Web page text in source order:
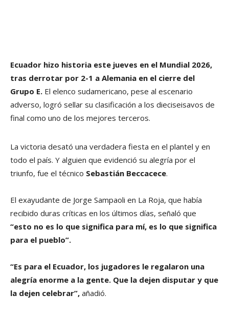
Ecuador hizo historia este jueves en el Mundial 2026,
tras derrotar por 2-1 a Alemania en el cierre del
Grupo E. El elenco sudamericano, pese al escenario
adverso, logró sellar su clasificación a los dieciseisavos de
final como uno de los mejores terceros.
La victoria desató una verdadera fiesta en el plantel y en
todo el país. Y alguien que evidenció su alegría por el
triunfo, fue el técnico Sebastián Beccacece.
El exayudante de Jorge Sampaoli en La Roja, que había
recibido duras críticas en los últimos días, señaló que
“esto no es lo que significa para mí, es lo que significa
para el pueblo”.
“Es para el Ecuador, los jugadores le regalaron una
alegría enorme a la gente. Que la dejen disputar y que
la dejen celebrar”, añadió.